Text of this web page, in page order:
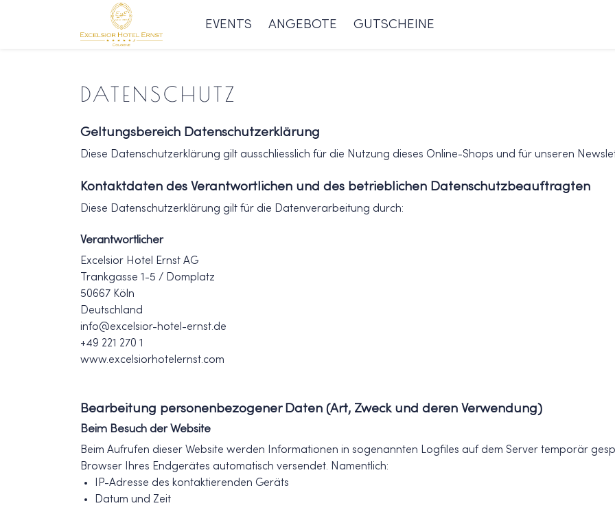
EVENTS ANGEBOTE GUTSCHEINE
DATENSCHUTZ
Geltungsbereich Datenschutzerklärung
Diese Datenschutzerklärung gilt ausschliesslich für die Nutzung dieses Online-Shops und für unseren
Kontaktdaten des Verantwortlichen und des betrieblichen Datenschutzbeauftragten
Diese Datenschutzerklärung gilt für die Datenverarbeitung durch:
Verantwortlicher
Excelsior Hotel Ernst AG
Trankgasse 1-5 / Domplatz
50667 Köln
Deutschland
info@excelsior-hotel-ernst.de
+49 221 270 1
www.excelsiorhotelernst.com
Bearbeitung personenbezogener Daten (Art, Zweck und deren Verwendung)
Beim Besuch der Website
Beim Aufrufen dieser Website werden Informationen in sogenannten Logfiles auf dem Server temporär
Browser Ihres Endgerätes automatisch versendet. Namentlich:
IP-Adresse des kontaktierenden Geräts
Datum und Zeit